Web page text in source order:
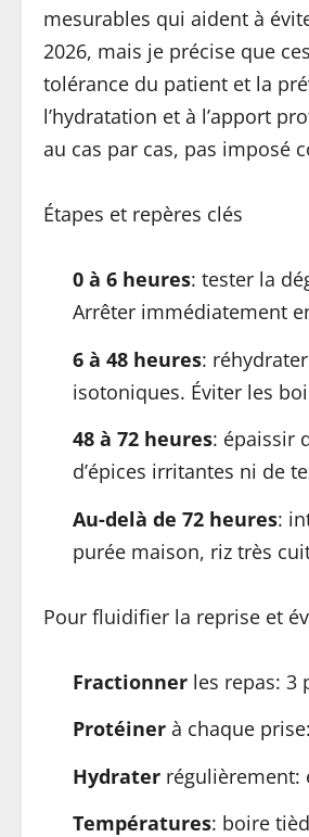
mesurables qui aident à
2026, mais je précise que
tolérance du patient et la
l’hydratation et à l’apport
au cas par cas, pas imposé
Étapes et repères clés
0 à 6 heures: tester la
Arrêter immédiatement
6 à 48 heures:
isotoniques. Éviter les
48 à 72 heures: épaissir
d’épices irritantes ni de
Au-delà de 72 heures:
purée maison, riz très
Pour fluidifier la reprise et
Fractionner les repas: 3
Protéiner à chaque
Hydrater régulièrement:
Températures: boire